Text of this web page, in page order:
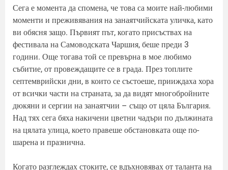
Сега е момента да спомена, че това са моите най-любими
моменти и преживявания на занаятчийската уличка, като
ви обясня защо. Първият път, когато присъствах на
фестивала на Самоводската Чаршия, беше преди 3
години. Още тогава той се превърна в мое любимо
събитие, от провеждащите се в града. През топлите
септемврийски дни, в които се състоеше, прииждаха хора
от всички части на страната, за да видят многобройните
дюкяни и сергии на занаятчии – също от цяла България.
Над тях сега бяха накичени цветни чадъри по дължината
на цялата улица, което правеше обстановката още по-
шарена и празнична.
Когато разглеждах стоките, се вдъхновявах от таланта на